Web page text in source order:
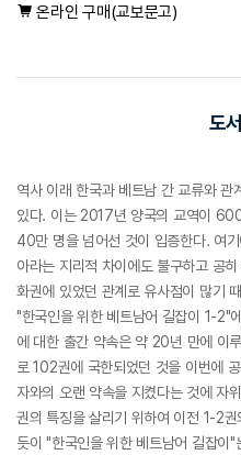
온라인 구매(교보문고)
도
역사 이래 한국과 베트남 간 교류와
있다. 이는 2017년 양국의 교역이
40만 명을 넘어선 것이 입증한다. 여
아라는 지리적 차이에도 불구하고 공
화권에 있었던 관계로 유사점이 많기
"한국인을 위한 베트남어 길잡이 1-2"
에 대한 출간 약속은 약 20년 만에 이
로 102권에 국한되었던 것을 이번에
자와의 오랜 약속을 지켰다는 것에 자
권의 특징을 살리기 위하여 이전 1-2
듯이 "한국인을 위한 베트남어 길잡이